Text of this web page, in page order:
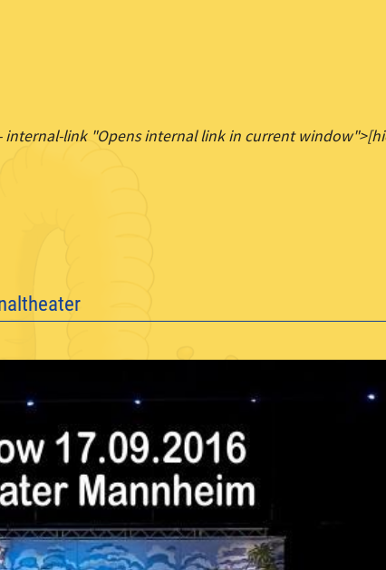
internal-link "Opens internal link in current